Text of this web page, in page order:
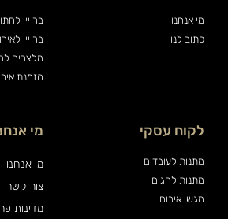
מי אנחנו
כתוב לנו
בר יין
בר יין
מלצרים
הזמנת
לקוח עסקי
מתנות לעובדים
מתנות לחגים
מגשי אירוח
מי
מי אנחנו
צור קשר
מדינות